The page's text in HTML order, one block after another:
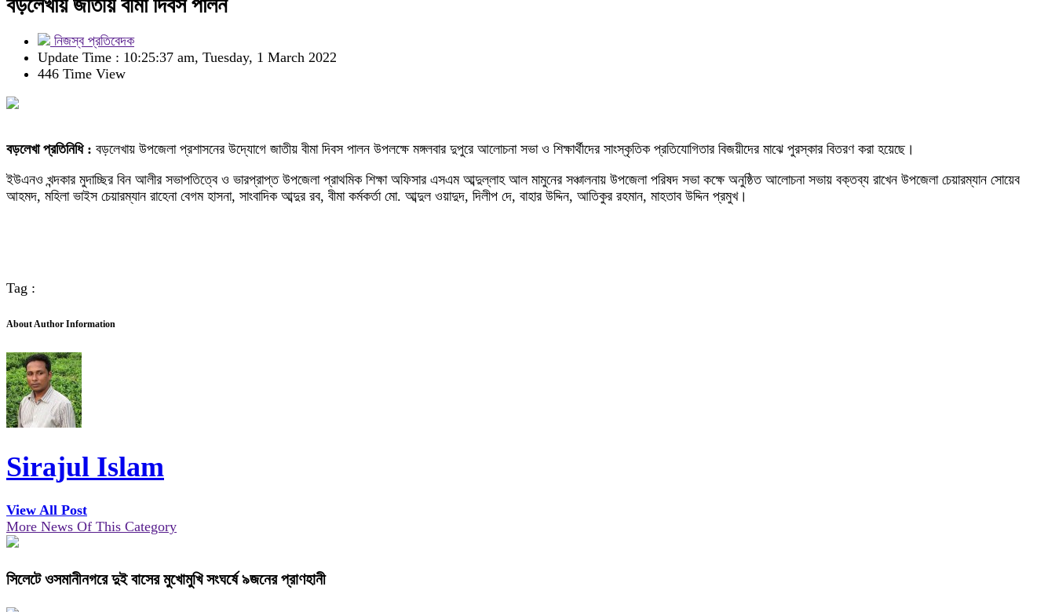
বড়লেখায় জাতীয় বীমা দিবস পালন
নিজস্ব প্রতিবেদক
Update Time : 10:25:37 am, Tuesday, 1 March 2022
446 Time View
বড়লেখা প্রতিনিধি : বড়লেখায় উপজেলা প্রশাসনের উদ্যোগে জাতীয় বীমা দিবস পালন উপলক্ষে মঙ্গলবার দুপুরে আলোচনা সভা ও শিক্ষার্থীদের সাংস্কৃতিক প্রতিযোগিতার বিজয়ীদের মাঝে পুরস্কার বিতরণ করা হয়েছে।
ইউএনও খন্দকার মুদাচ্ছির বিন আলীর সভাপতিত্বে ও ভারপ্রাপ্ত উপজেলা প্রাথমিক শিক্ষা অফিসার এসএম আব্দুল্লাহ আল মামুনের সঞ্চালনায় উপজেলা পরিষদ সভা কক্ষে অনুষ্ঠিত আলোচনা সভায় বক্তব্য রাখেন উপজেলা চেয়ারম্যান সোয়েব
আহমদ, মহিলা ভাইস চেয়ারম্যান রাহেনা বেগম হাসনা, সাংবাদিক আব্দুর রব, বীমা কর্মকর্তা মো. আব্দুল ওয়াদুদ, দিলীপ দে, বাহার উদ্দিন, আতিকুর রহমান, মাহতাব উদ্দিন প্রমুখ।
Tag :
About Author Information
Sirajul Islam
View All Post
More News Of This Category
সিলেটে ওসমানীনগরে দুই বাসের মুখোমুখি সংঘর্ষে ৯জনের প্রাণহানী